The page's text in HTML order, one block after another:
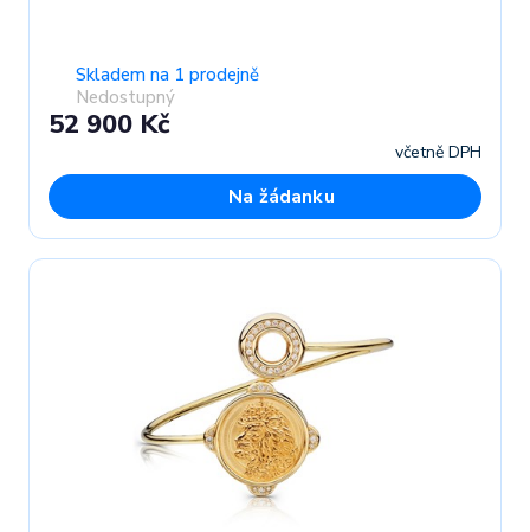
Skladem na 1 prodejně
Nedostupný
52 900 Kč
včetně DPH
Na žádanku